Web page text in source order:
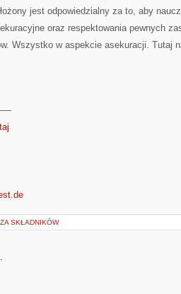
jest odpowiedzialny za to, aby
oraz respektowania pewnych
Wszystko w aspekcie asekuracji. Tutaj
SKŁADNIKÓW